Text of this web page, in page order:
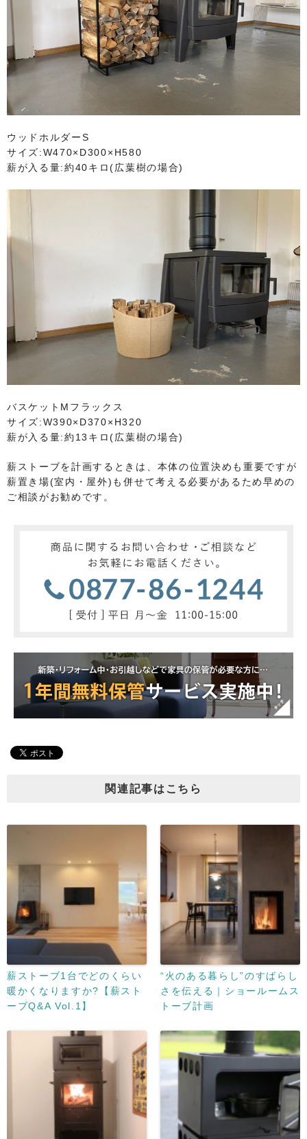
ウッドホルダーS
サイズ:W470×D300×H580
薪が入る量:約40キロ(広葉樹の場合)
バスケットMフラックス
サイズ:W390×D370×H320
薪が入る量:約13キロ(広葉樹の場合)
薪ストーブを計画するときは、本体の位置決めも重要ですが
薪置き場(室内・屋外)も併せて考える必要があるため早めの
ご相談がお勧めです。
関連記事はこちら
薪ストーブ1台でどのくらい
暖かくなりますか?【薪スト
ーブQ&A Vol.1】
“火のある暮らし”のすばらし
さを伝える｜ショールームス
トーブ計画